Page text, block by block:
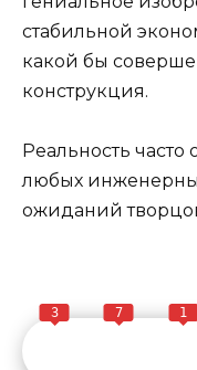
стабильной
какой бы
конструкция.
Реальность часто
любых
ожиданий
3 7 1